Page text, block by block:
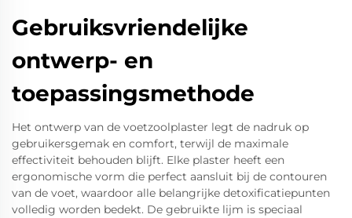
Gebruiksvriendelijke
ontwerp- en
toepassingsmethode
Het ontwerp van de voetzoolplaster legt de nadruk op
gebruikersgemak en comfort, terwijl de maximale
effectiviteit behouden blijft. Elke plaster heeft een
ergonomische vorm die perfect aansluit bij de contouren
van de voet, waardoor alle belangrijke detoxificatiepunten
volledig worden bedekt. De gebruikte lijm is speciaal